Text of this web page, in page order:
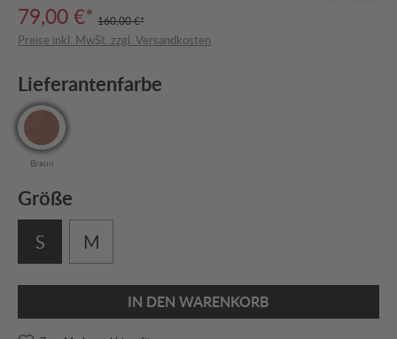
79,00 €* 160,00 €*
Preise inkl. MwSt. zzgl. Versandkosten
Lieferantenfarbe
Braun
Größe
S M
IN DEN WARENKORB